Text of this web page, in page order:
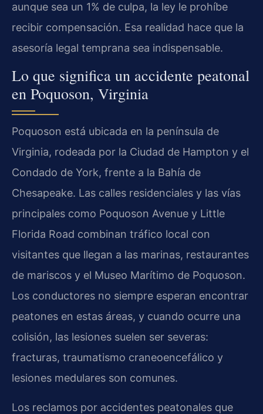
aunque sea un 1% de culpa, la ley le prohíbe
recibir compensación. Esa realidad hace que la
asesoría legal temprana sea indispensable.
Lo que significa un accidente peatonal
en Poquoson, Virginia
Poquoson está ubicada en la península de
Virginia, rodeada por la Ciudad de Hampton y el
Condado de York, frente a la Bahía de
Chesapeake. Las calles residenciales y las vías
principales como Poquoson Avenue y Little
Florida Road combinan tráfico local con
visitantes que llegan a las marinas, restaurantes
de mariscos y el Museo Marítimo de Poquoson.
Los conductores no siempre esperan encontrar
peatones en estas áreas, y cuando ocurre una
colisión, las lesiones suelen ser severas:
fracturas, traumatismo craneoencefálico y
lesiones medulares son comunes.
Los reclamos por accidentes peatonales que